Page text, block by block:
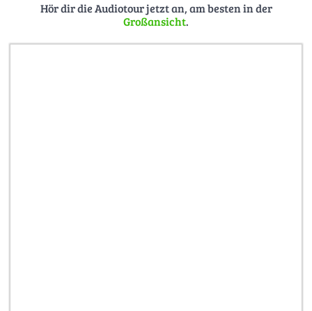
Hör dir die Audiotour jetzt an, am besten in der
Großansicht.